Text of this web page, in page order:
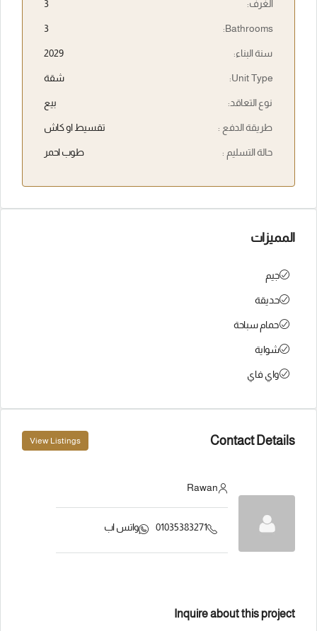
الغرف: 3
Bathrooms:
3
سنة البناء: 2029
Unit Type: شقة
نوع التعاقد: بيع
طريقة الدفع : تقسيط او كاش
حالة التسليم : طوب احمر
المميزات
جيم
حديقة
حمام سباحة
شواية
واي فاي
Contact Details
View Listings
Rawan
01035383271 واتس اب
Inquire about this project